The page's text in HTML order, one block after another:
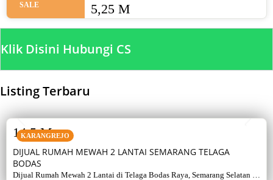
SALE 5,25 M
Klik Disini Hubungi CS
Listing Terbaru
KARANGREJO
DIJUAL RUMAH MEWAH 2 LANTAI SEMARANG TELAGA
BODAS
Dijual Rumah Mewah 2 Lantai di Telaga Bodas Raya, Semarang Selatan –
14,5 M